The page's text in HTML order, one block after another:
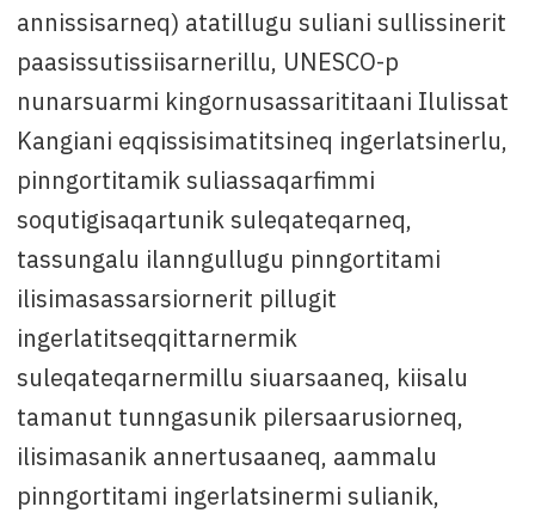
annissisarneq) atatillugu suliani sullissinerit
paasissutissiisarnerillu, UNESCO-p
nunarsuarmi kingornusassarititaani Ilulissat
Kangiani eqqissisimatitsineq ingerlatsinerlu,
pinngortitamik suliassaqarfimmi
soqutigisaqartunik suleqateqarneq,
tassungalu ilanngullugu pinngortitami
ilisimasassarsiornerit pillugit
ingerlatitseqqittarnermik
suleqateqarnermillu siuarsaaneq, kiisalu
tamanut tunngasunik pilersaarusiorneq,
ilisimasanik annertusaaneq, aammalu
pinngortitami ingerlatsinermi sulianik,